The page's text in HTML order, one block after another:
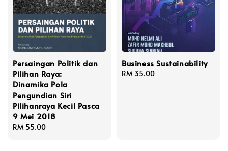
Persaingan Politik dan
Pilihan Raya:
Dinamika Pola
Pengundian Siri
Pilihanraya Kecil Pasca
9 Mei 2018
Regular
RM 55.00
Business Sustainability
Regular
RM 35.00